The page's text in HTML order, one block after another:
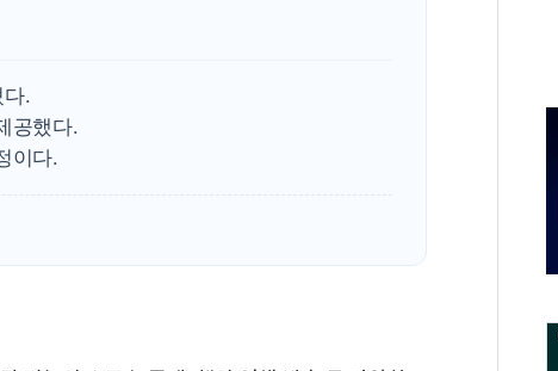
인제 용대리 계곡서 수위 상승으로
동해시, 11~14일 '별똥별 멍' 운영
강원 중·남부 동해안 시간당
청양 밭에서 일하던 90대 숨져…온
폭염에 車 운전면허 기능시험 오전
다.
공했다.
이다.